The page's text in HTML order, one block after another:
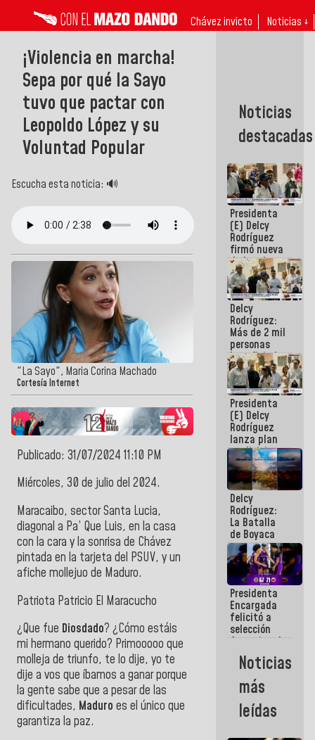
Chávez invicto Noticias ↓
¡Violencia en marcha!
Sepa por qué la Sayo
tuvo que pactar con
Leopoldo López y su
Voluntad Popular
Escucha esta noticia: 🔊
"La Sayo", Maria Corina Machado
Cortesía Internet
Publicado: 31/07/2024 11:10 PM
Miércoles, 30 de julio del 2024.
Maracaibo, sector Santa Lucia,
diagonal a Pa’ Que Luis, en la casa
con la cara y la sonrisa de Chávez
pintada en la tarjeta del PSUV, y un
afiche mollejuo de Maduro.
Patriota Patricio El Maracucho
¿Que fue Diosdado? ¿Cómo estáis
mi hermano querido? Primooooo que
molleja de triunfo, te lo dije, yo te
dije a vos que íbamos a ganar porque
la gente sabe que a pesar de las
dificultades, Maduro es el único que
garantiza la paz.
Noticias
destacadas
Presidenta
(E) Delcy
Rodríguez
firmó nueva
de Ley de
Arrendamiento
aprobada
por la AN
Delcy
Rodríguez:
Más de 2 mil
personas
beneficiadas
con planes
para
atención de
emergencia
sísmica en
la última
semana
Presidenta
(E) Delcy
Rodríguez
lanza plan
crediticio
con subsidio
a Juntas de
Condominio
Delcy
Rodríguez:
La Batalla
de Boyaca
representa
un capítulo
decisivo en
la gesta
emancipadora
de nuestra
América
Presidenta
Encargada
felicitó a
selección
femenina de
baloncesto
por su
clasificación
a la
AmeriCup
2027
Noticias
más
leídas